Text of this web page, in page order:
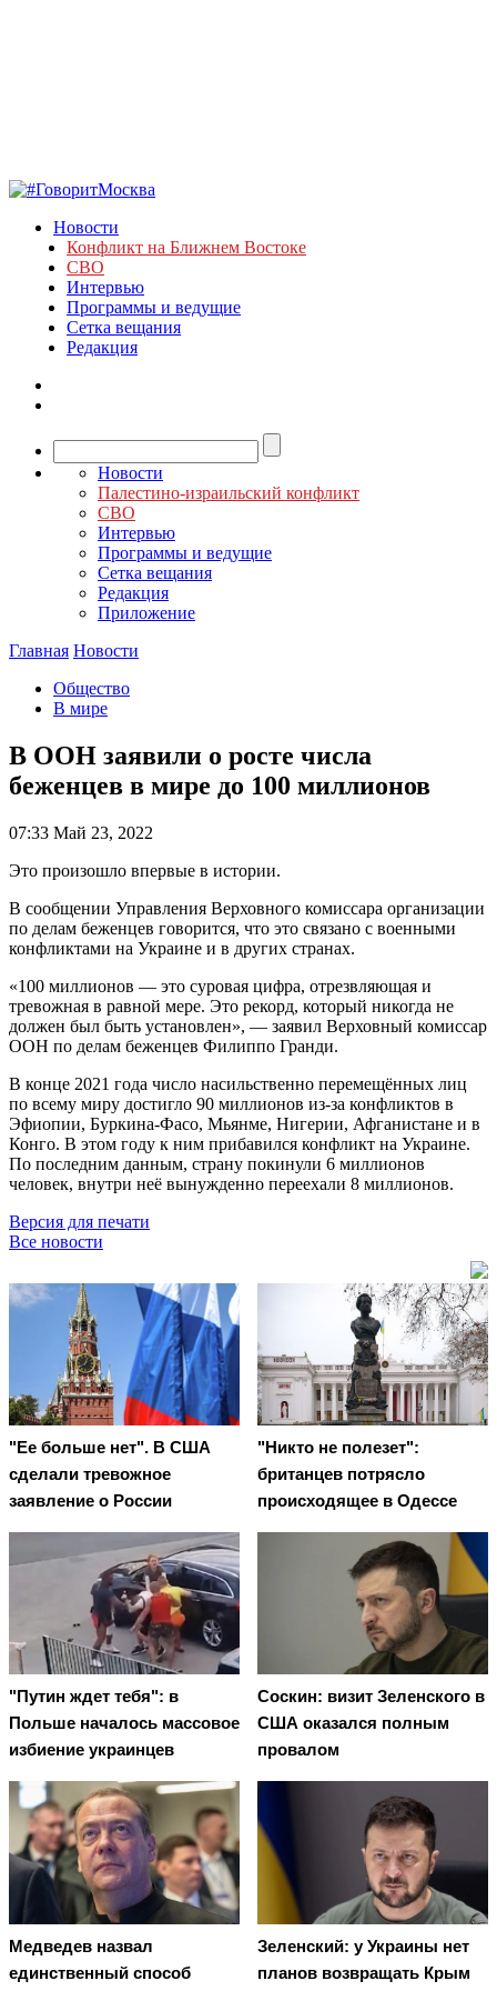
Новости
Конфликт на Ближнем Востоке
СВО
Интервью
Программы и ведущие
Сетка вещания
Редакция
Новости
Палестино-израильский конфликт
СВО
Интервью
Программы и ведущие
Сетка вещания
Редакция
Приложение
Главная Новости
Общество
В мире
В ООН заявили о росте числа
беженцев в мире до 100 миллионов
07:33 Май 23, 2022
Это произошло впервые в истории.
В сообщении Управления Верховного комиссара организации
по делам беженцев говорится, что это связано с военными
конфликтами на Украине и в других странах.
«100 миллионов — это суровая цифра, отрезвляющая и
тревожная в равной мере. Это рекорд, который никогда не
должен был быть установлен», — заявил Верховный комиссар
ООН по делам беженцев Филиппо Гранди.
В конце 2021 года число насильственно перемещённых лиц
по всему миру достигло 90 миллионов из-за конфликтов в
Эфиопии, Буркина-Фасо, Мьянме, Нигерии, Афганистане и в
Конго. В этом году к ним прибавился конфликт на Украине.
По последним данным, страну покинули 6 миллионов
человек, внутри неё вынужденно переехали 8 миллионов.
Версия для печати
Все новости
"Ее больше нет". В США
сделали тревожное
заявление о России
"Никто не полезет":
британцев потрясло
происходящее в Одессе
"Путин ждет тебя": в
Польше началось массовое
избиение украинцев
Соскин: визит Зеленского в
США оказался полным
провалом
Медведев назвал
единственный способ
Зеленский: у Украины нет
планов возвращать Крым